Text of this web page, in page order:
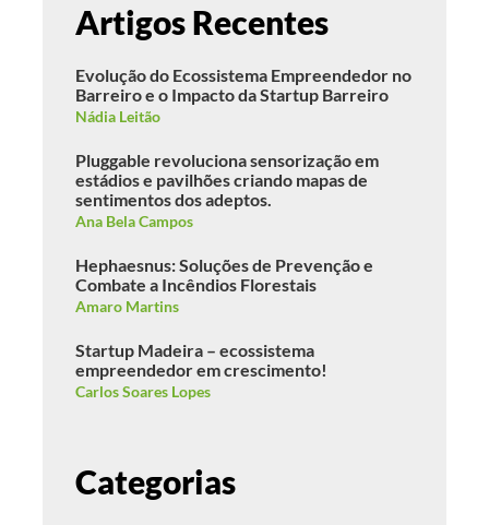
Artigos Recentes
Evolução do Ecossistema Empreendedor no
Barreiro e o Impacto da Startup Barreiro
Nádia Leitão
Pluggable revoluciona sensorização em
estádios e pavilhões criando mapas de
sentimentos dos adeptos.
Ana Bela Campos
Hephaesnus: Soluções de Prevenção e
Combate a Incêndios Florestais
Amaro Martins
Startup Madeira – ecossistema
empreendedor em crescimento!
Carlos Soares Lopes
Categorias